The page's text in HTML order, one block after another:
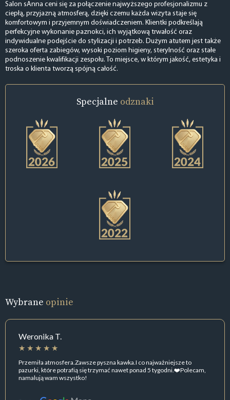
Salon sAnna ceni się za połączenie najwyższego profesjonalizmu z
ciepłą, przyjazną atmosferą, dzięki czemu każda wizyta staje się
komfortowym i przyjemnym doświadczeniem. Klientki podkreślają
perfekcyjne wykonanie paznokci, ich wyjątkową trwałość oraz
indywidualne podejście do stylizacji i potrzeb. Dużym atutem jest także
szeroka oferta zabiegów, wysoki poziom higieny, sterylność oraz stałe
podnoszenie kwalifikacji zespołu. To miejsce, w którym jakość, estetyka i
troska o klienta tworzą spójną całość.
Specjalne odznaki
Wybrane opinie
Weronika T.
Przemiła atmosfera.Zawsze pyszna kawka.I co najważniejsze to
pazurki, które potrafią się trzymać nawet ponad 5 tygodni.❤️Polecam,
namalują wam wszystko!